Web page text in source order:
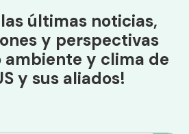
últimas noticias,
y perspectivas
ambiente y clima de
y sus aliados!